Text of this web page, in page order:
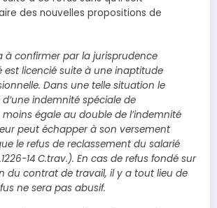
des nouvelles propositions de
à confirmer par la jurisprudence
est licencié suite à une inaptitude
Dans une telle situation le
indemnité spéciale de
égale au double de l’indemnité
peut échapper à son versement
le refus de reclassement du salarié
14 C.trav.). En cas de refus fondé sur
du contrat de travail, il y a tout lieu de
ne sera pas abusif.